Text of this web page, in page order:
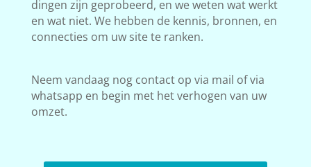
dingen zijn geprobeerd, en we weten wat werkt
en wat niet. We hebben de kennis, bronnen, en
connecties om uw site te ranken.
Neem vandaag nog contact op via mail of via
whatsapp en begin met het verhogen van uw
omzet.